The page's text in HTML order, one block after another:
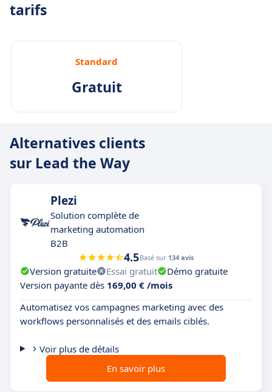
tarifs
Standard
Gratuit
Alternatives clients
sur Lead the Way
Plezi
Solution complète de
marketing automation
B2B
4.5Basé sur 134 avis
Version gratuite Essai gratuit
Démo gratuite
Version payante dès 169,00 € /mois
Automatisez vos campagnes marketing avec des
workflows personnalisés et des emails ciblés.
Voir plus de détails
En savoir plus